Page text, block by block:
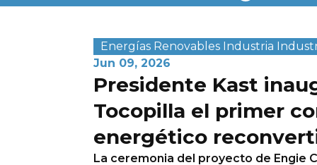
Energías Renovables Industria
Jun 09, 2026
Presidente Kast
Tocopilla el primer
energético
La ceremonia del proyecto de Engie